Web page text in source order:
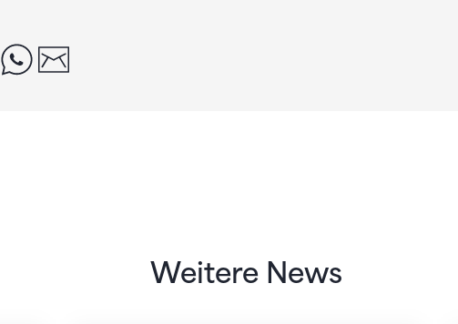
linkedinwhatsapp
Weitere News